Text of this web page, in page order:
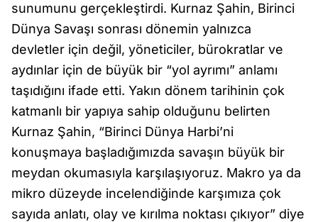
sunumunu gerçekleştirdi. Kurnaz Şahin, Birinci
Dünya Savaşı sonrası dönemin yalnızca
devletler için değil, yöneticiler, bürokratlar ve
aydınlar için de büyük bir “yol ayrımı” anlamı
taşıdığını ifade etti. Yakın dönem tarihinin çok
katmanlı bir yapıya sahip olduğunu belirten
Kurnaz Şahin, “Birinci Dünya Harbi’ni
konuşmaya başladığımızda savaşın büyük bir
meydan okumasıyla karşılaşıyoruz. Makro ya da
mikro düzeyde incelendiğinde karşımıza çok
sayıda anlatı, olay ve kırılma noktası çıkıyor” diye